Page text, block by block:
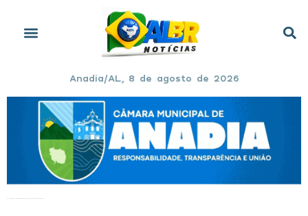
Anadia/AL, 8 de agosto de 2026